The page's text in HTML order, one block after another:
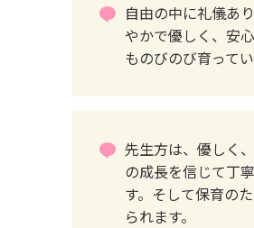
自由の中に礼儀あ
やかで優しく、安
ものびのび育ってい
先生方は、優しく
の成長を信じて丁
す。そして保育の
られます。